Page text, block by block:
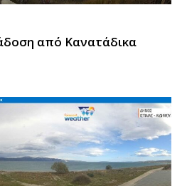
από Κανατάδικα